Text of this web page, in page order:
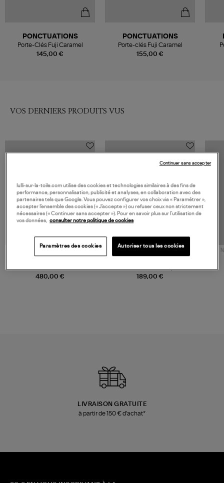
145,00 €
PONCTUATIONS
Porte-Clés Fuji Caramel
155,00 €
PONCTUATIONS
Porte-clés Fuji Caramel
VOS DERNIERS PRODUITS VUS
480,00 €
Champagne
189,00 €
Mousse
LIVRAISON GRATUITE
à partir de 150 € d'achat*
lulli-sur-la-toile.com utilise des cookies et technologies similaires à des fins de
performance, personnalisation, publicité et analyses, en collaboration avec des
partenaires tels que Google. Vous pouvez configurer vos choix via « Paramétrer »,
accepter l’ensemble des cookies (« J’accepte ») ou refuser ceux non strictement
nécessaires (« Continuer sans accepter »). Pour en savoir plus sur l’utilisation de
vos données, consulter notre politique de cookies
Paramètres des cookies Autoriser tous les cookies
Continuer sans accepter